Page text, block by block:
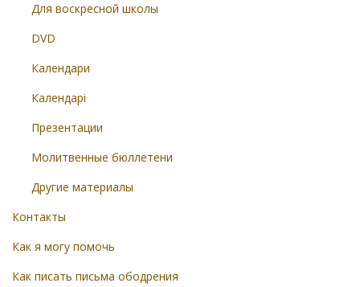
Для воскресной школы
DVD
Календари
Календарі
Презентации
Молитвенные бюллетени
Другие материалы
Контакты
Как я могу помочь
Как писать письма ободрения